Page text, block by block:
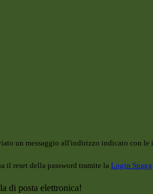
un messaggio all'indirizzo indicato con le
il reset della password tramite la Login
di posta elettronica!